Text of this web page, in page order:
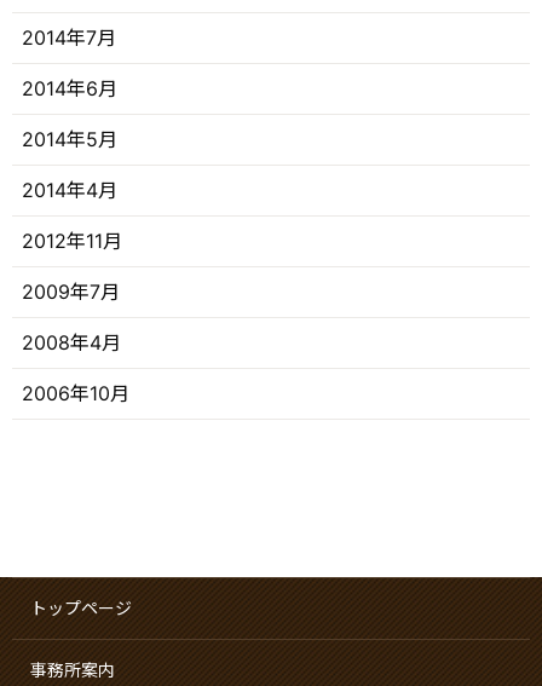
2014年7月
2014年6月
2014年5月
2014年4月
2012年11月
2009年7月
2008年4月
2006年10月
トップページ
事務所案内